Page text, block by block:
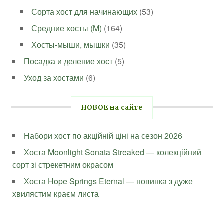
Сорта хост для начинающих (53)
Средние хосты (M) (164)
Хосты-мыши, мышки (35)
Посадка и деление хост (5)
Уход за хостами (6)
НОВОЕ на сайте
Набори хост по акційній ціні на сезон 2026
Хоста Moonlight Sonata Streaked — колекційний
сорт зі стрекетним окрасом
Хоста Hope Springs Eternal — новинка з дуже
хвилястим краєм листа